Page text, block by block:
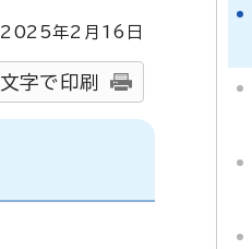
2025年2月 16 日
字で印刷